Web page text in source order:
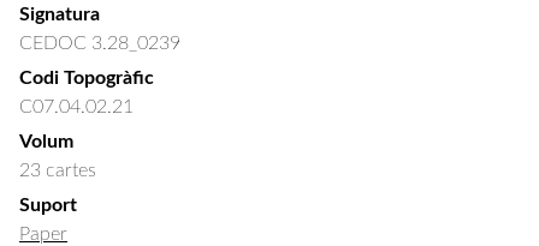
Signatura
CEDOC 3.28_0239
Codi Topogràfic
C07.04.02.21
Volum
23 cartes
Suport
Paper